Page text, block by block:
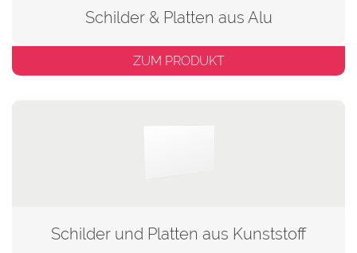
Schilder & Platten aus Alu
ZUM PRODUKT
Schilder und Platten aus Kunststoff